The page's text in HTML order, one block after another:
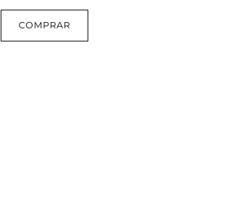
COMPRAR